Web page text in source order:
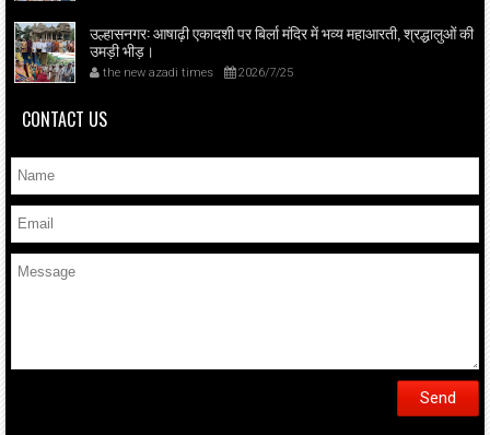
उल्हासनगर: आषाढ़ी एकादशी पर बिर्ला मंदिर में भव्य महाआरती, श्रद्धालुओं की
उमड़ी भीड़।
the new azadi times 2026/7/25
CONTACT US